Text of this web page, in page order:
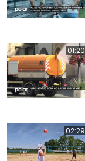
01:20
02:29